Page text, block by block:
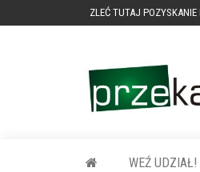
ZLEĆ TUTAJ
WEŹ